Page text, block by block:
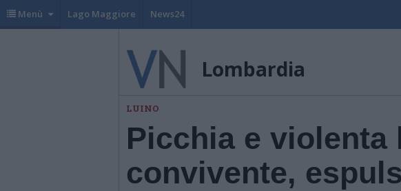
Menù Lago Maggiore News24
Lombardia
LUINO
Picchia e violenta
convivente,